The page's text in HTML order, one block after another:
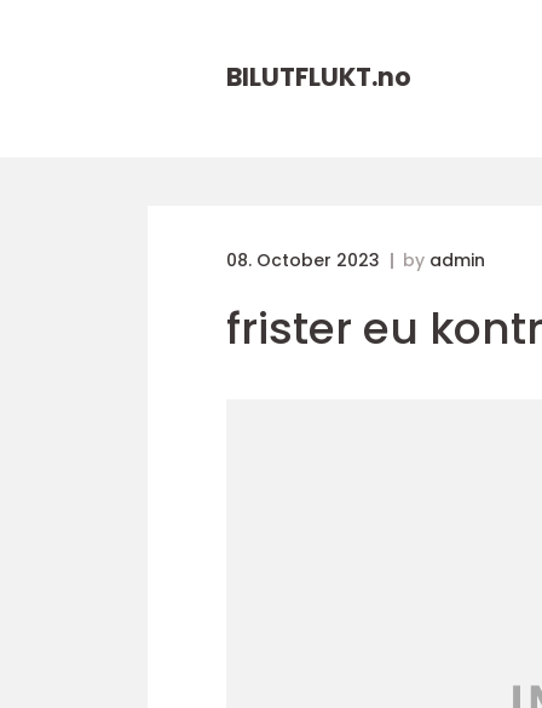
BILUTFLUKT.no
08. October 2023 by admin
frister eu